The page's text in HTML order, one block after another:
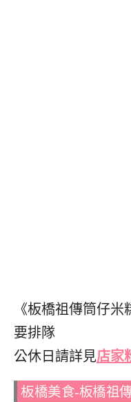
《板橋祖傳筒仔
要排隊
公休日請詳見店家
板橋美食-板橋祖